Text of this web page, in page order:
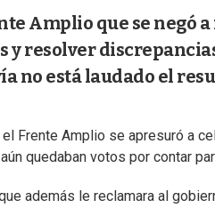
Amplio que se negó
y resolver
no está laudado el
el Frente Amplio se apresuró a
quedaban votos por contar
además le reclamara al